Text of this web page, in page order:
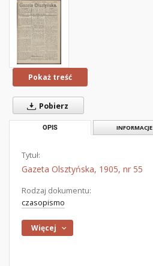
Pokaż treść
Pobierz
OPIS INFORMACJE
Tytuł:
Gazeta Olsztyńska, 1905, nr 55
Rodzaj dokumentu:
czasopismo
Więcej